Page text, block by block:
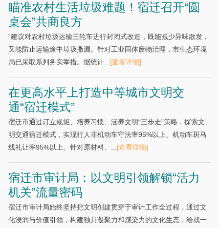
瞄准农村生活垃圾难题！宿迁召开“圆
桌会”共商良方
“建议对农村垃圾运输三轮车进行封闭式改造，既能减少异味散发，
又能防止运输途中垃圾撒漏。针对工业固体废物治理，市生态环境
局已采取系列务实举措。据统计...[查看详细]
在更高水平上打造中等城市文明交
通“宿迁模式”
宿迁市通过订立规矩、培养习惯、涵养文明“三步走”策略，探索文
明交通宿迁模式，实现行人非机动车守法率95%以上、机动车斑马
线礼让率95%以上。针对原材料、...[查看详细]
宿迁市审计局：以文明引领解锁“活力
机关”流量密码
宿迁市审计局始终坚持把文明创建贯穿于审计工作全过程，通过文
化浸润与价值引领，构建独具凝聚力和感染力的文化生态，绘就一